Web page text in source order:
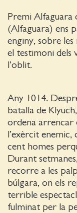
Premi Alfaguara
(Alfaguara) ens
enginy, sobre
el testimoni dels
l’oblit.
Any 1014.
batalla de
ordena arrencar
l’exèrcit
cent homes
Durant
recorre a les
búlgara, on els
terrible
fulminat per la